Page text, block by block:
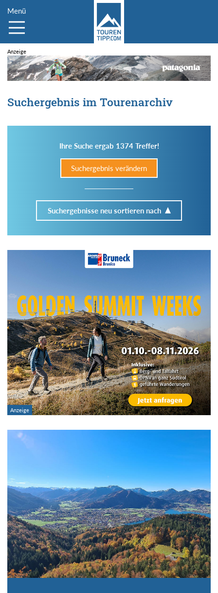
Menü
Suchergebnis im Tourenarchiv
Ihre Suche ergab 1374 Treffer!
Suchergebnis verändern
Suchergebnisse neu sortieren nach
Im Tourenarchiv suchen
Region:
Gebirge:
Art der Tour:
Schwierigkeitsgrad:
von
bis
Suchbegriff: